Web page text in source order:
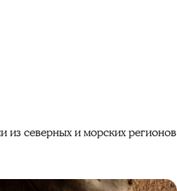
северных и морских регионов